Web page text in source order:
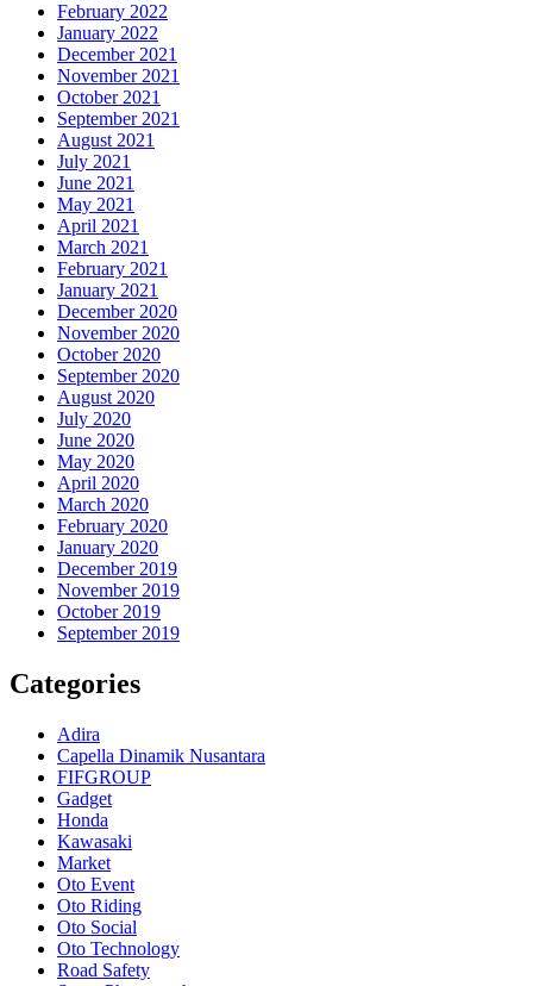
February 2022
January 2022
December 2021
November 2021
October 2021
September 2021
August 2021
July 2021
June 2021
May 2021
April 2021
March 2021
February 2021
January 2021
December 2020
November 2020
October 2020
September 2020
August 2020
July 2020
June 2020
May 2020
April 2020
March 2020
February 2020
January 2020
December 2019
November 2019
October 2019
September 2019
Categories
Adira
Capella Dinamik Nusantara
FIFGROUP
Gadget
Honda
Kawasaki
Market
Oto Event
Oto Riding
Oto Social
Oto Technology
Road Safety